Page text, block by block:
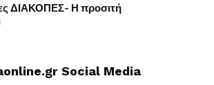
ΔΙΑΚΟΠΕΣ- Η προσιτή
Social Media